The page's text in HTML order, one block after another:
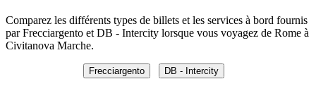
Comparez les différents types de billets et les services à bord fournis
par Frecciargento et DB - Intercity lorsque vous voyagez de Rome à
Civitanova Marche.
Frecciargento DB - Intercity